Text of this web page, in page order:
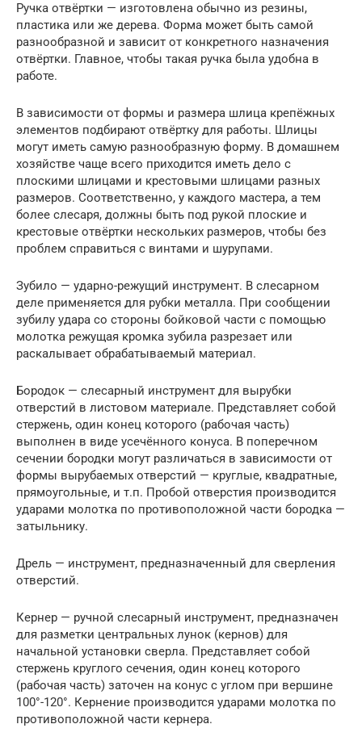
Ручка отвёртки — изготовлена обычно из резины,
пластика или же дерева. Форма может быть самой
разнообразной и зависит от конкретного назначения
отвёртки. Главное, чтобы такая ручка была удобна в
работе.
В зависимости от формы и размера шлица крепёжных
элементов подбирают отвёртку для работы. Шлицы
могут иметь самую разнообразную форму. В домашнем
хозяйстве чаще всего приходится иметь дело с
плоскими шлицами и крестовыми шлицами разных
размеров. Соответственно, у каждого мастера, а тем
более слесаря, должны быть под рукой плоские и
крестовые отвёртки нескольких размеров, чтобы без
проблем справиться с винтами и шурупами.
Зубило — ударно-режущий инструмент. В слесарном
деле применяется для рубки металла. При сообщении
зубилу удара со стороны бойковой части с помощью
молотка режущая кромка зубила разрезает или
раскалывает обрабатываемый материал.
Бородок — слесарный инструмент для вырубки
отверстий в листовом материале. Представляет собой
стержень, один конец которого (рабочая часть)
выполнен в виде усечённого конуса. В поперечном
сечении бородки могут различаться в зависимости от
формы вырубаемых отверстий — круглые, квадратные,
прямоугольные, и т.п. Пробой отверстия производится
ударами молотка по противоположной части бородка —
затыльнику.
Дрель — инструмент, предназначенный для сверления
отверстий.
Кернер — ручной слесарный инструмент, предназначен
для разметки центральных лунок (кернов) для
начальной установки сверла. Представляет собой
стержень круглого сечения, один конец которого
(рабочая часть) заточен на конус с углом при вершине
100°-120°. Кернение производится ударами молотка по
противоположной части кернера.